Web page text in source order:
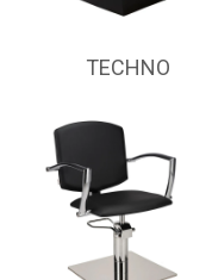
TECHNO